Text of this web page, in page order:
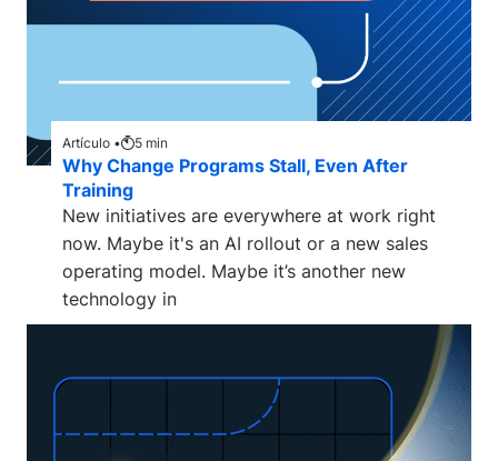
Artículo • 5 min
Why Change Programs Stall, Even After
Training
New initiatives are everywhere at work right
now. Maybe it's an AI rollout or a new sales
operating model. Maybe it’s another new
technology in